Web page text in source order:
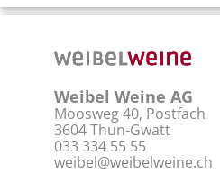
Weibel Weine AG
Moosweg 40, Postfach
3604 Thun-Gwatt
033 334 55 55
weibel@weibelweine.ch